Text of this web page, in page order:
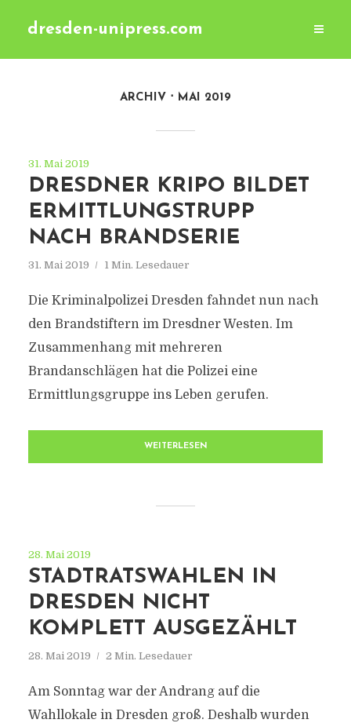
dresden-unipress.com
ARCHIV MAI 2019
31. Mai 2019
DRESDNER KRIPO BILDET
ERMITTLUNGSTRUPP
NACH BRANDSERIE
31. Mai 2019 1 Min. Lesedauer
Die Kriminalpolizei Dresden fahndet nun nach
den Brandstiftern im Dresdner Westen. Im
Zusammenhang mit mehreren
Brandanschlägen hat die Polizei eine
Ermittlungsgruppe ins Leben gerufen.
WEITERLESEN
28. Mai 2019
STADTRATSWAHLEN IN
DRESDEN NICHT
KOMPLETT AUSGEZÄHLT
28. Mai 2019 2 Min. Lesedauer
Am Sonntag war der Andrang auf die
Wahllokale in Dresden groß. Deshalb wurden